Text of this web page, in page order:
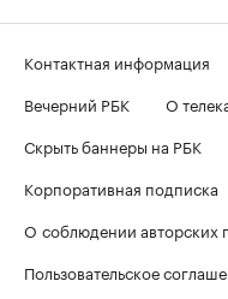
Контактная информация
Вечерний РБК
О
Скрыть баннеры на РБК
Корпоративная подписка
О соблюдении авторских
Пользовательское